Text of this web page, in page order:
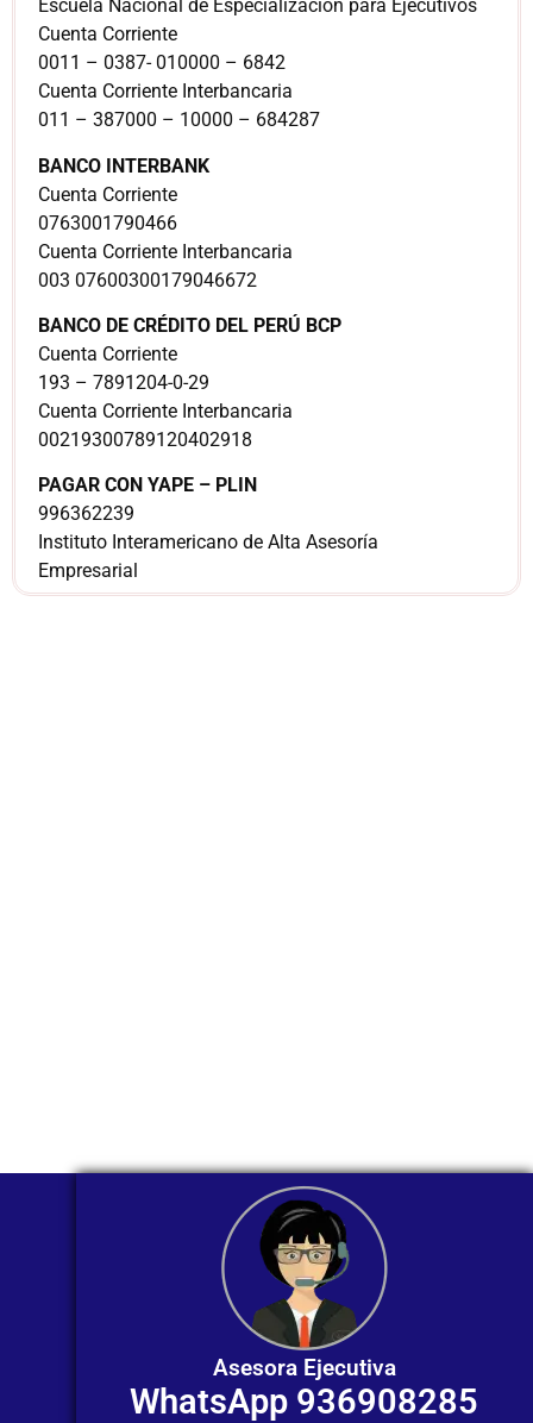
Escuela Nacional de Especialización para Ejecutivos
Cuenta Corriente
0011 – 0387- 010000 – 6842
Cuenta Corriente Interbancaria
011 – 387000 – 10000 – 684287
BANCO INTERBANK
Cuenta Corriente
0763001790466
Cuenta Corriente Interbancaria
003 07600300179046672
BANCO DE CRÉDITO DEL PERÚ BCP
Cuenta Corriente
193 – 7891204-0-29
Cuenta Corriente Interbancaria
00219300789120402918
PAGAR CON YAPE – PLIN
996362239
Instituto Interamericano de Alta Asesoría
Empresarial
Asesora Ejecutiva
WhatsApp 936908285